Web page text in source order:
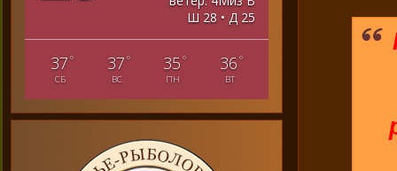
Ш 28 • Д 25
37 °
СБ
37 °
ВС
35°
ПН
36°
ВТ